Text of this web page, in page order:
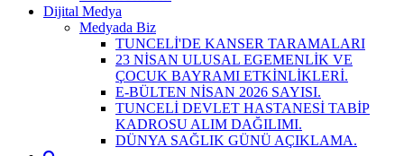
Dijital Medya
Medyada Biz
TUNCELİ'DE KANSER TARAMALARI
23 NİSAN ULUSAL EGEMENLİK VE
ÇOCUK BAYRAMI ETKİNLİKLERİ.
E-BÜLTEN NİSAN 2026 SAYISI.
TUNCELİ DEVLET HASTANESİ TABİP
KADROSU ALIM DAĞILIMI.
DÜNYA SAĞLIK GÜNÜ AÇIKLAMA.